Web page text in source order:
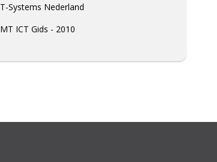
T-Systems Nederland
MT ICT Gids - 2010